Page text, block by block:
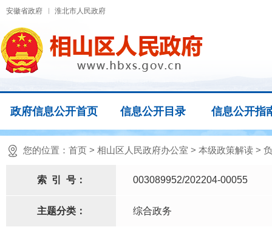
安徽省政府 淮北市人民政府
政府信息公开首页 信息公开目录 信息公开指
您的位置： 首页 > 相山区人民政府办公室 > 本级政策解读 >
索 引 号： 003089952/202204-00055
主题分类： 综合政务